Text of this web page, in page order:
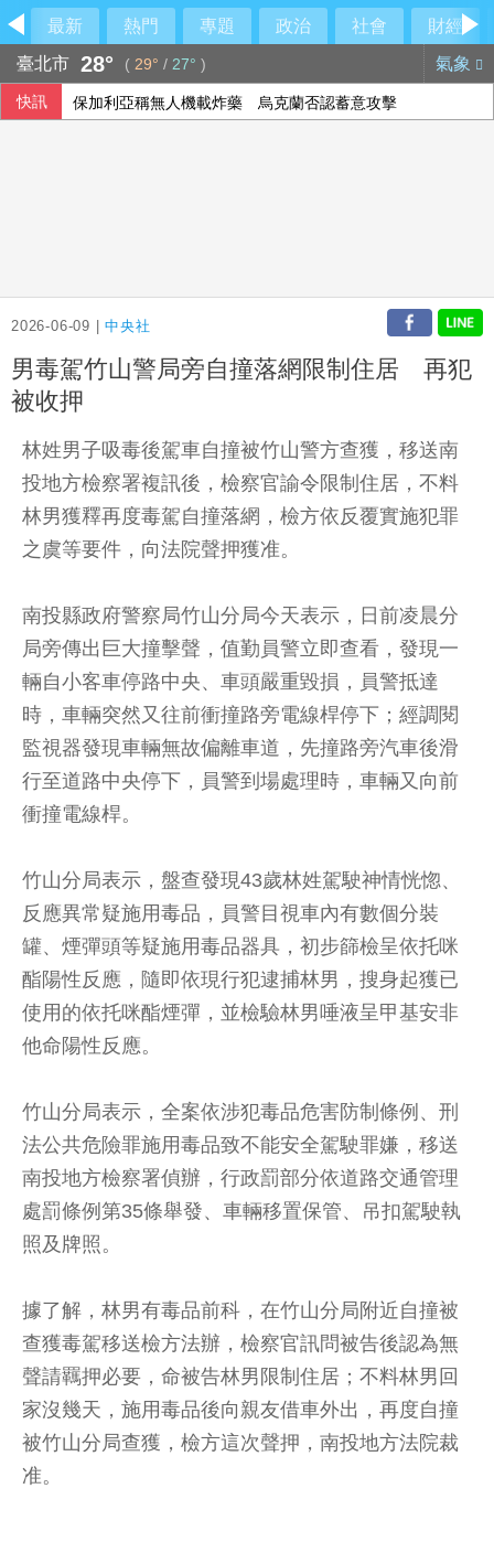
最新 熱門 專題 政治 社會
財經
臺北市 28° ( 29° / 27° ) 氣象
快訊 保加利亞稱無人機載炸藥 烏克蘭否認蓄意攻擊
2026-06-09 |中央社
男毒駕竹山警局旁自撞落網限制住居 再犯
被收押
林姓男子吸毒後駕車自撞被竹山警方查獲，移送南
投地方檢察署複訊後，檢察官諭令限制住居，不料
林男獲釋再度毒駕自撞落網，檢方依反覆實施犯罪
之虞等要件，向法院聲押獲准。
南投縣政府警察局竹山分局今天表示，日前凌晨分
局旁傳出巨大撞擊聲，值勤員警立即查看，發現一
輛自小客車停路中央、車頭嚴重毀損，員警抵達
時，車輛突然又往前衝撞路旁電線桿停下；經調閱
監視器發現車輛無故偏離車道，先撞路旁汽車後滑
行至道路中央停下，員警到場處理時，車輛又向前
衝撞電線桿。
竹山分局表示，盤查發現43歲林姓駕駛神情恍惚、
反應異常疑施用毒品，員警目視車內有數個分裝
罐、煙彈頭等疑施用毒品器具，初步篩檢呈依托咪
酯陽性反應，隨即依現行犯逮捕林男，搜身起獲已
使用的依托咪酯煙彈，並檢驗林男唾液呈甲基安非
他命陽性反應。
竹山分局表示，全案依涉犯毒品危害防制條例、刑
法公共危險罪施用毒品致不能安全駕駛罪嫌，移送
南投地方檢察署偵辦，行政罰部分依道路交通管理
處罰條例第35條舉發、車輛移置保管、吊扣駕駛執
照及牌照。
據了解，林男有毒品前科，在竹山分局附近自撞被
查獲毒駕移送檢方法辦，檢察官訊問被告後認為無
聲請羈押必要，命被告林男限制住居；不料林男回
家沒幾天，施用毒品後向親友借車外出，再度自撞
被竹山分局查獲，檢方這次聲押，南投地方法院裁
准。